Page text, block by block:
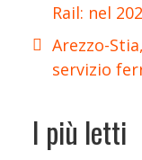
Rail: nel
Arezzo-
servizio
I più letti